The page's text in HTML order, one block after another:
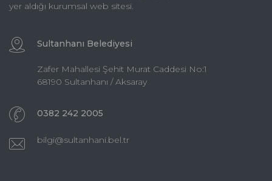
yer aldığı kurumsal web sitesi.
Sultanhanı Belediyesi
Zafer Mahallesi Şehit Murat Caddesi No:1
68190 Sultanhanı / Aksaray
0382 242 2005
bilgi@sultanhani.bel.tr